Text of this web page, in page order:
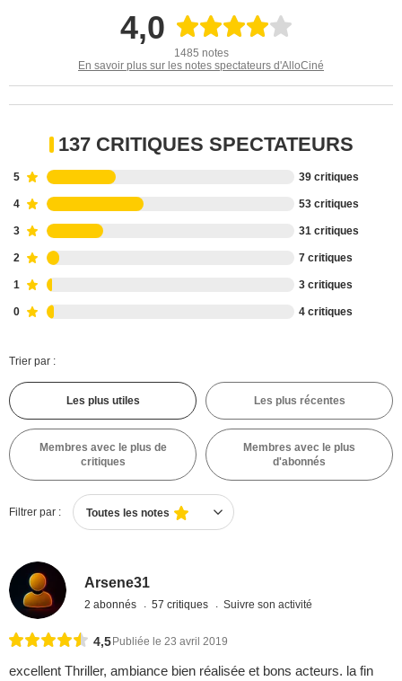
4,0
1485 notes
En savoir plus sur les notes spectateurs d'AlloCiné
137 CRITIQUES SPECTATEURS
5 39 critiques
4 53 critiques
3 31 critiques
2 7 critiques
1 3 critiques
0 4 critiques
Trier par :
Les plus utiles Les plus récentes
Membres avec le plus de
critiques
Membres avec le plus
d'abonnés
Filtrer par : Toutes les notes
Arsene31
2 abonnés 57 critiques Suivre son activité
4,5 Publiée le 23 avril 2019
excellent Thriller, ambiance bien réalisée et bons acteurs. la fin